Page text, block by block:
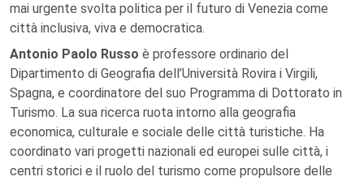
mai urgente svolta politica per il futuro di Venezia come
città inclusiva, viva e democratica.
Antonio Paolo Russo è professore ordinario del
Dipartimento di Geografia dell’Università Rovira i Virgili,
Spagna, e coordinatore del suo Programma di Dottorato in
Turismo. La sua ricerca ruota intorno alla geografia
economica, culturale e sociale delle città turistiche. Ha
coordinato vari progetti nazionali ed europei sulle città, i
centri storici e il ruolo del turismo come propulsore delle